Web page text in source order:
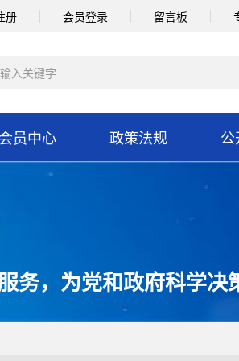
册 会员登录 留言板
会员中心 政策法规
务，为党和政府科学决